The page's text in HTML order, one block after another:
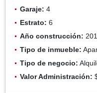
Garaje: 4
Estrato: 6
Año construcción:
Tipo de inmueble:
Tipo de negocio:
Valor Administración: